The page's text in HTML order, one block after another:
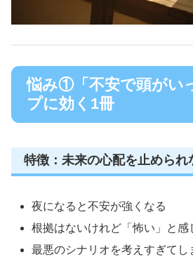
悩み①「不安で頭がい
プに効く1冊
特徴：未来の心配を止められ
夜になると不安が強くなる
根拠はないけれど「怖い」と感
最悪のシナリオを考えすぎてし